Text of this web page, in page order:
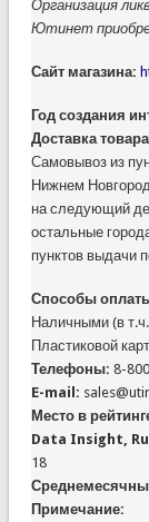
Организация
Ютинет
Сайт магазина:
Год создания
Доставка
Самовывоз из
Нижнем
на следующий
остальные
пунктов выдачи
Способы
Наличными (в
Пластиковой
Телефоны: 8-
E-mail:
Место в
Data Insight,
18
Примечание: